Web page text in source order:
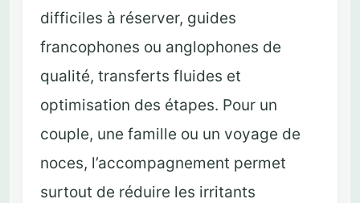
difficiles à réserver, guides
francophones ou anglophones de
qualité, transferts fluides et
optimisation des étapes. Pour un
couple, une famille ou un voyage de
noces, l’accompagnement permet
surtout de réduire les irritants